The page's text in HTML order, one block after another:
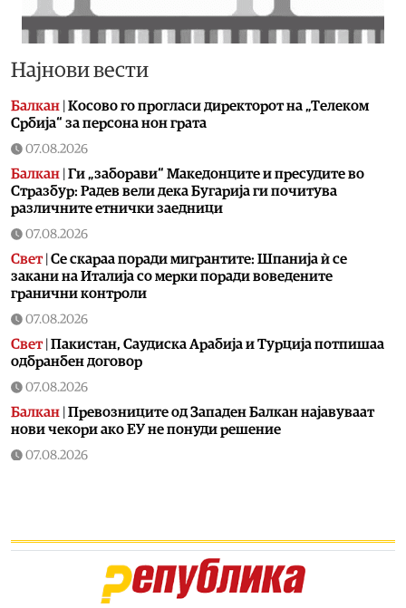
Најнови вести
Балкан Косово го прогласи директорот на „Телеком
Србија“ за персона нон грата
07.08.2026
Балкан Ги „заборави“ Македонците и пресудите во
Стразбур: Радев вели дека Бугарија ги почитува
различните етнички заедници
07.08.2026
Свет| Се скараа поради мигрантите: Шпанија ѝ се
закани на Италија со мерки поради воведените
гранични контроли
07.08.2026
Свет| Пакистан, Саудиска Арабија и Турција потпишаа
одбранбен договор
07.08.2026
Балкан Превозниците од Западен Балкан најавуваат
нови чекори ако ЕУ не понуди решение
07.08.2026
Свет|Системот ЕЕС прави метеж и масовни доцнења на
летовите: Расте револтот ширум Европа